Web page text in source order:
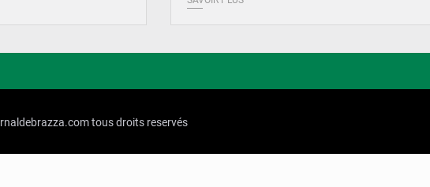
tous droits reservés